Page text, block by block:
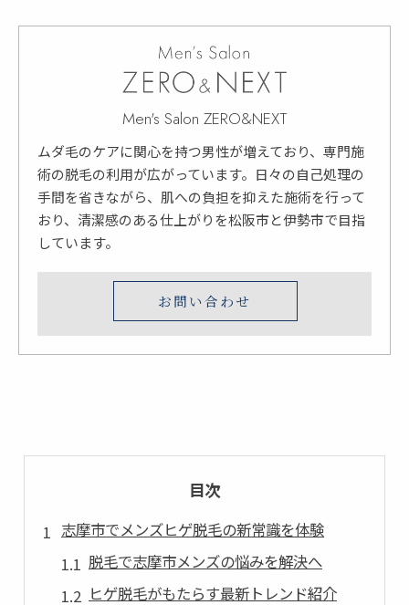
Men's Salon ZERO&NEXT
ムダ毛のケアに関心を持つ男性が増えており、専門施
術の脱毛の利用が広がっています。日々の自己処理の
手間を省きながら、肌への負担を抑えた施術を行って
おり、清潔感のある仕上がりを松阪市と伊勢市で目指
しています。
お問い合わせ
目次
志摩市でメンズヒゲ脱毛の新常識を体験
脱毛で志摩市メンズの悩みを解決へ
ヒゲ脱毛がもたらす最新トレンド紹介